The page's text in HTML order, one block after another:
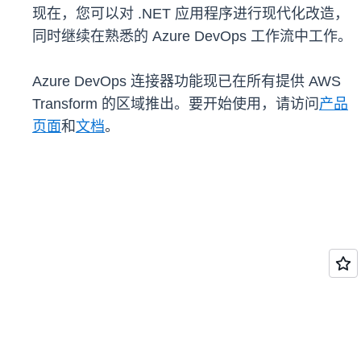
现在，您可以对 .NET 应用程序进行现代化改造，
同时继续在熟悉的 Azure DevOps 工作流中工作。
Azure DevOps 连接器功能现已在所有提供 AWS
Transform 的区域推出。要开始使用，请访问 产品
页面和文档。